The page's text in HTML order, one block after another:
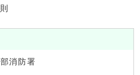
消防署